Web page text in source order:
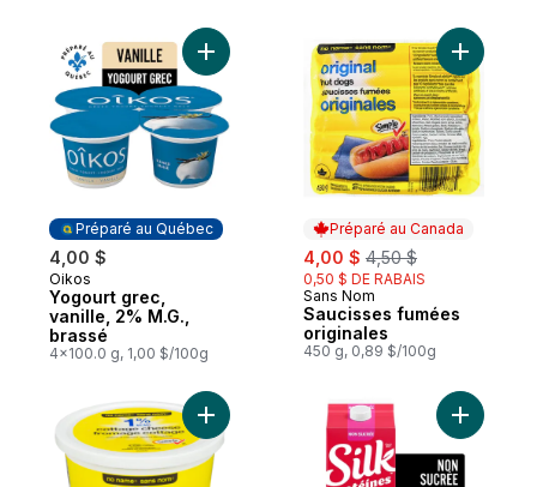
Préparé au Québec
4,00 $
Préparé au Québec
Oikos
Yogourt grec,
vanille, 2% M.G.,
brassé
4x100.0 g, 1,00 $/100g
Ajouter Yogourt grec, vanille, 2% M.G.,
Préparé au Canada
sale:
4,00 $ , formerly:
4,50 $
0,50 $ DE RABAIS
Préparé au Canada
Sans Nom
Saucisses fumées
originales
450 g, 0,89 $/100g
Ajouter
Ajouter Fromage cottage léger, 1 % M.G.
Ajouter